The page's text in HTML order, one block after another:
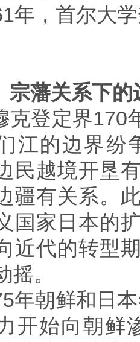
年，首尔大
宗藩关系下
克登定界170
江的边界纷
民越境开垦
疆有关系。
国家日本的
近代的转型
摇。
年朝鲜和日
开始向朝鲜